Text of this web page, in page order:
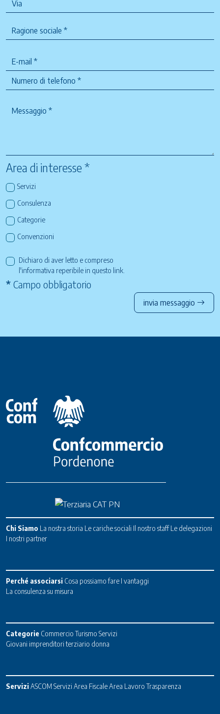
Area di interesse *
Servizi
Consulenza
Categorie
Convenzioni
Dichiaro di aver letto e compreso
l'informativa reperibile in questo link
* Campo obbligatorio
invia messaggio
Chi Siamo La nostra storia Le cariche sociali Il nostro staff Le delegazioni
I nostri partner
Perché associarsi Cosa possiamo fare I vantaggi
La consulenza su misura
Categorie Commercio Turismo Servizi
Giovani imprenditori terziario donna
ServiziASCOM Servizi Area FiscaleArea Lavoro Trasparenza